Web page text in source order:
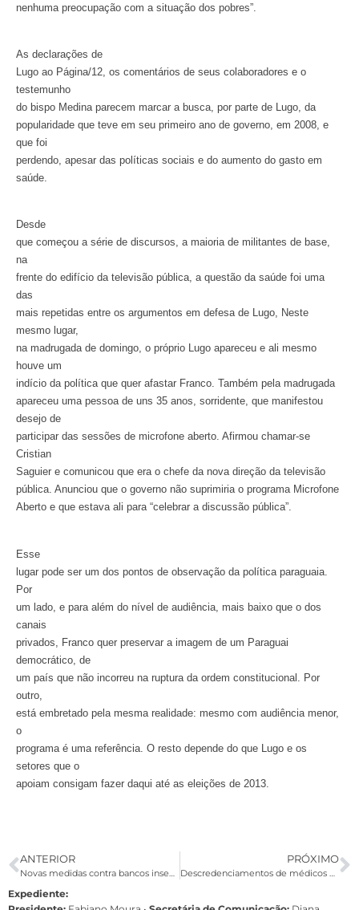
nenhuma preocupação com a situação dos pobres”.
As declarações de
Lugo ao Página/12, os comentários de seus colaboradores e o
testemunho
do bispo Medina parecem marcar a busca, por parte de Lugo, da
popularidade que teve em seu primeiro ano de governo, em 2008, e
que foi
perdendo, apesar das políticas sociais e do aumento do gasto em
saúde.
Desde
que começou a série de discursos, a maioria de militantes de base,
na
frente do edifício da televisão pública, a questão da saúde foi uma
das
mais repetidas entre os argumentos em defesa de Lugo, Neste
mesmo lugar,
na madrugada de domingo, o próprio Lugo apareceu e ali mesmo
houve um
indício da política que quer afastar Franco. Também pela madrugada
apareceu uma pessoa de uns 35 anos, sorridente, que manifestou
desejo de
participar das sessões de microfone aberto. Afirmou chamar-se
Cristian
Saguier e comunicou que era o chefe da nova direção da televisão
pública. Anunciou que o governo não suprimiria o programa Microfone
Aberto e que estava ali para “celebrar a discussão pública”.
Esse
lugar pode ser um dos pontos de observação da política paraguaia.
Por
um lado, e para além do nível de audiência, mais baixo que o dos
canais
privados, Franco quer preservar a imagem de um Paraguai
democrático, de
um país que não incorreu na ruptura da ordem constitucional. Por
outro,
está embretado pela mesma realidade: mesmo com audiência menor,
o
programa é uma referência. O resto depende do que Lugo e os
setores que o
apoiam consigam fazer daqui até as eleições de 2013.
ANTERIOR
Novas medidas contra bancos inseguros repercutem na mídia
PRÓXIMO
Descredenciamentos de médicos e hospitais irritam usuários, diz Procon
Expediente: